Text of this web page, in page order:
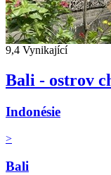
9,4 Vynikající
Bali - ostrov
Indonésie
>
Bali